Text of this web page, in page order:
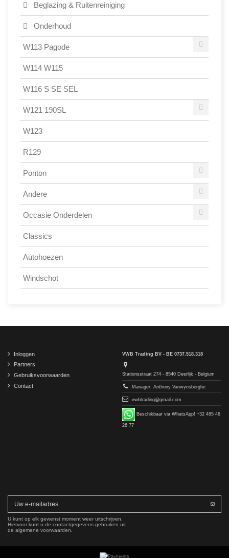
Beglazing & Ruitenreiniging
Onderhoud
W113 Pagode
W114 W115
W116 S SE SEL
W121 190SL
W123
R129
Ponton
Andere
Occasie Onderdelen
Classics
Autohoezen
Windschot
Inloggen
Partners
Gebruiksvoorwaarden
Contact
VWB Trading BV - BE 0737.518.318
Stationsstraat 274 - 8540 Deerlijk - Belgium
Manager: Anthony Vanwynsberghe
vwbtrading@gmail.com
Beschikbaar via WhatsApp! +32 485 46
26 77
U kunt op elk gewenst moment weer uitschrijven.
Hiervoor kunt u de contactgegevens gebruiken uit
de algemene voorwaarden.